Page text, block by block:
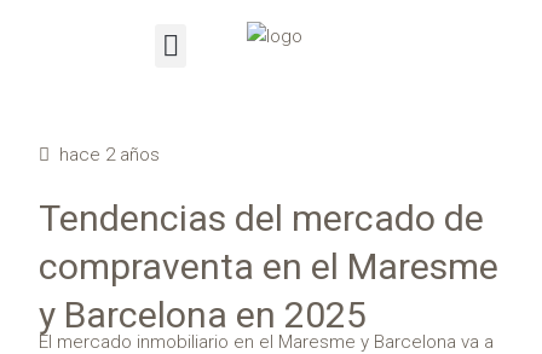
Tendencias del mercado de
compraventa en el Maresme
y Barcelona en 2025
hace 2 años
El mercado inmobiliario en el Maresme y Barcelona va a